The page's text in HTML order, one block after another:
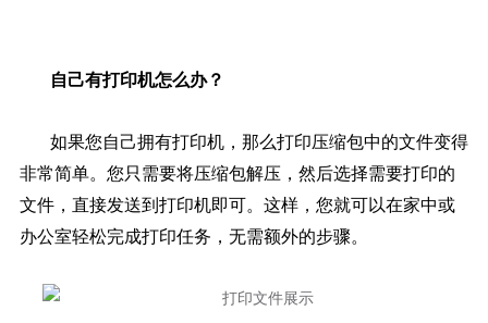
自己有打印机怎么办？
如果您自己拥有打印机，那么打印压缩包中的文件变得
非常简单。您只需要将压缩包解压，然后选择需要打印的
文件，直接发送到打印机即可。这样，您就可以在家中或
办公室轻松完成打印任务，无需额外的步骤。